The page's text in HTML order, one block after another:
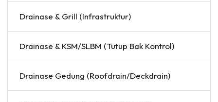
Drainase & Grill (Infrastruktur)
Drainase & KSM/SLBM (Tutup Bak Kontrol)
Drainase Gedung (Roofdrain/Deckdrain)